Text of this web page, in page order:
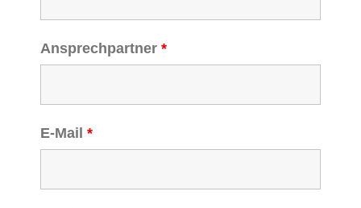
Ansprechpartner *
E-Mail *